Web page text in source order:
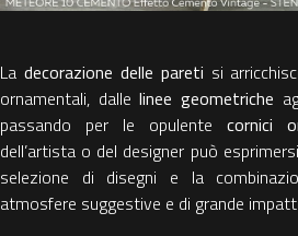
La decorazione delle pareti si
ornamentali, dallelinee geometriche
passando per le opulente cornici
dell’artista o del designer può
selezione di disegni e la
atmosfere suggestive e di grande